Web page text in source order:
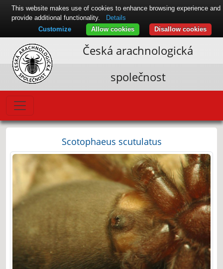
Česká arachnologická
společnost
Scotophaeus scutulatus
This website makes use of cookies to enhance browsing experience and
provide additional functionality.
Details
Disallow cookies
Allow cookies
Customize